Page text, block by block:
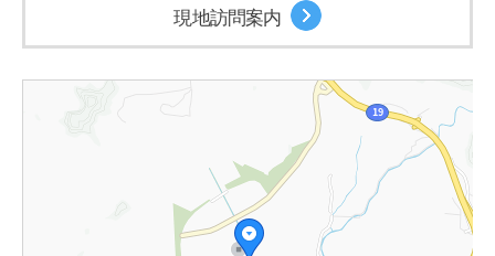
現地訪問案内